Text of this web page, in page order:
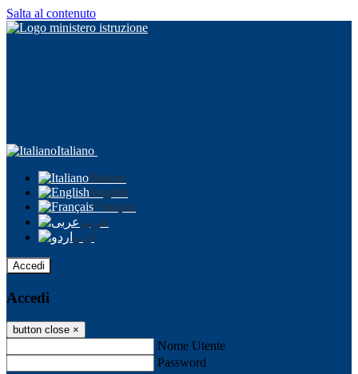
Salta al contenuto
Italiano
Italiano
English
Français
عربى
اردو
Accedi
Accedi
button close ×
Nome Utente
Password